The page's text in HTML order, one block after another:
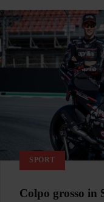
SPORT
Colpo grosso in